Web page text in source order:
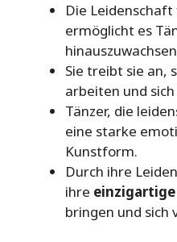
Die
ermöglicht es
Sie treibt sie an,
arbeiten und
Tänzer, die
eine starke
Kunstform.
Durch ihre
ihre einzigartige
bringen und sich